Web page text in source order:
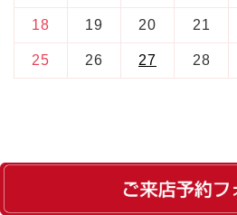
18 19 20 21
25 26 27 28
RSS Feed